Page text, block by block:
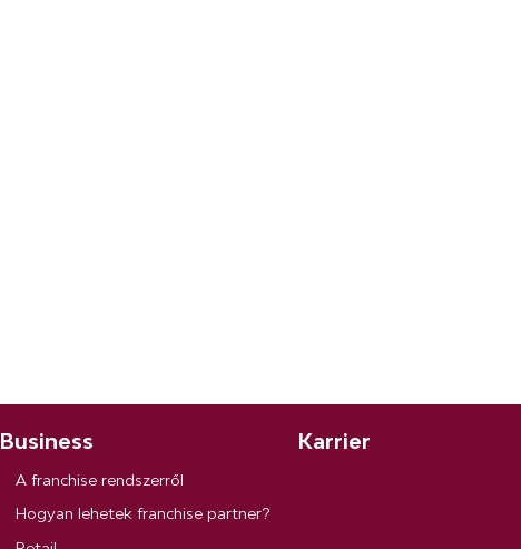
Business
A franchise rendszerről
Hogyan lehetek franchise partner?
Karrier